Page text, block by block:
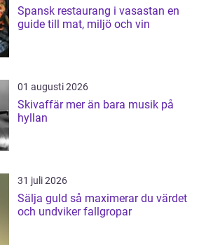
Spansk restaurang i vasastan en
guide till mat, miljö och vin
01 augusti 2026
Skivaffär mer än bara musik på
hyllan
31 juli 2026
Sälja guld så maximerar du värdet
och undviker fallgropar